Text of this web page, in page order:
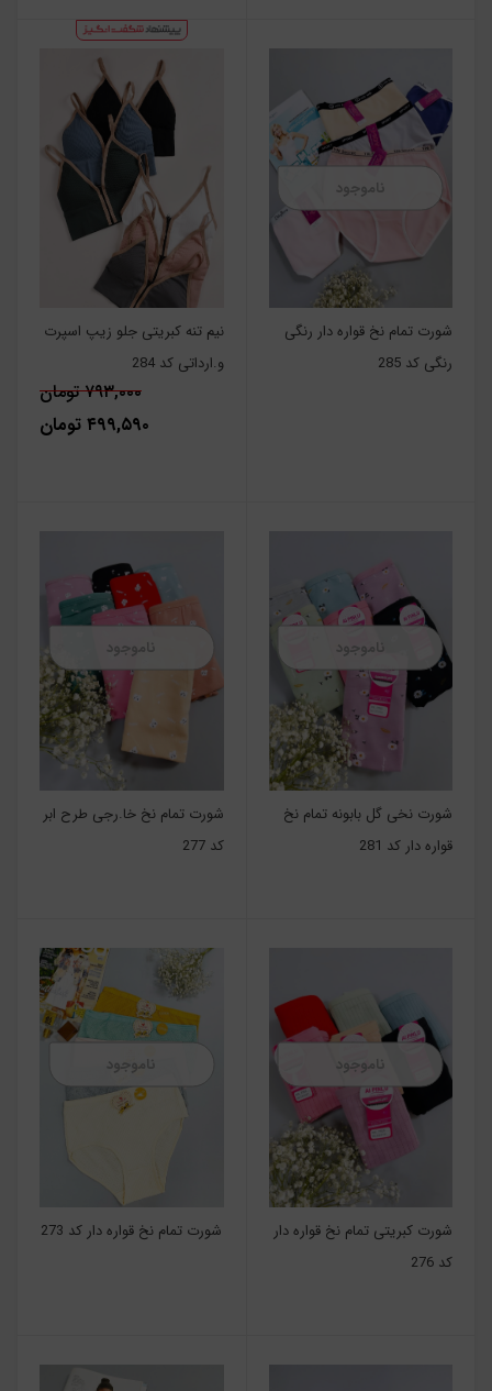
شورت تمام نخ قواره دار رنگی
رنگی کد 285
ناموجود
نیم تنه کبریتی جلو زیپ اسپرت
و.ارداتی کد 284
۷۹۳,۰۰۰ تومان
۴۹۹,۵۹۰ تومان
شورت نخی گل بابونه تمام نخ
قواره دار کد 281
ناموجود
شورت تمام نخ خا.رجی طرح ابر
کد 277
ناموجود
شورت کبریتی تمام نخ قواره دار
کد 276
ناموجود
شورت تمام نخ قواره دار کد 273
ناموجود